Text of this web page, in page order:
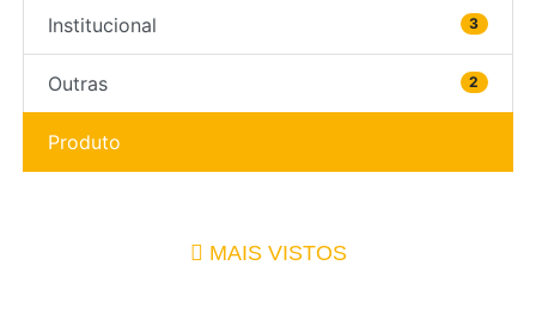
Institucional 3
Outras 2
Produto
MAIS VISTOS